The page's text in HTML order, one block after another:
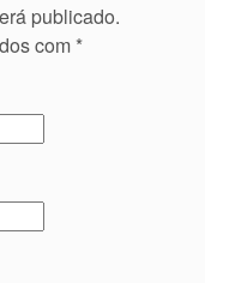
publicado.
com *